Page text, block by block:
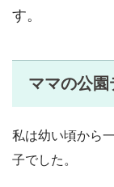
す。
ママの公園
私は幼い頃から
子でした。